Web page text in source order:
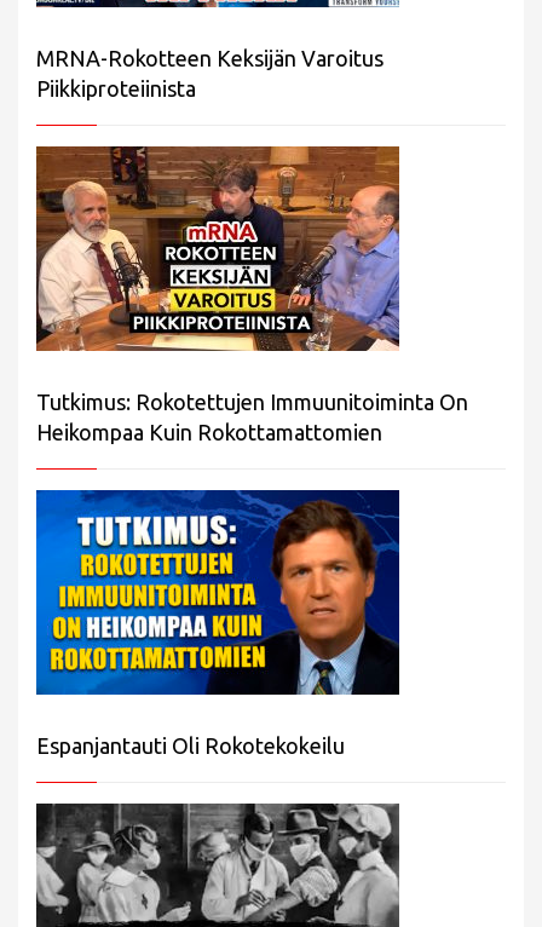
MRNA-Rokotteen Keksijän Varoitus
Piikkiproteiinista
Tutkimus: Rokotettujen Immuunitoiminta On
Heikompaa Kuin Rokottamattomien
Espanjantauti Oli Rokotekokeilu